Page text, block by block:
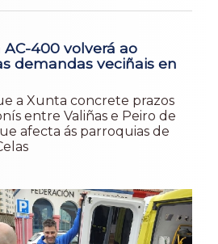
400 volverá ao
demandas veciñais en
a Xunta concrete prazos
entre Valiñas e Peiro de
afecta ás parroquias de